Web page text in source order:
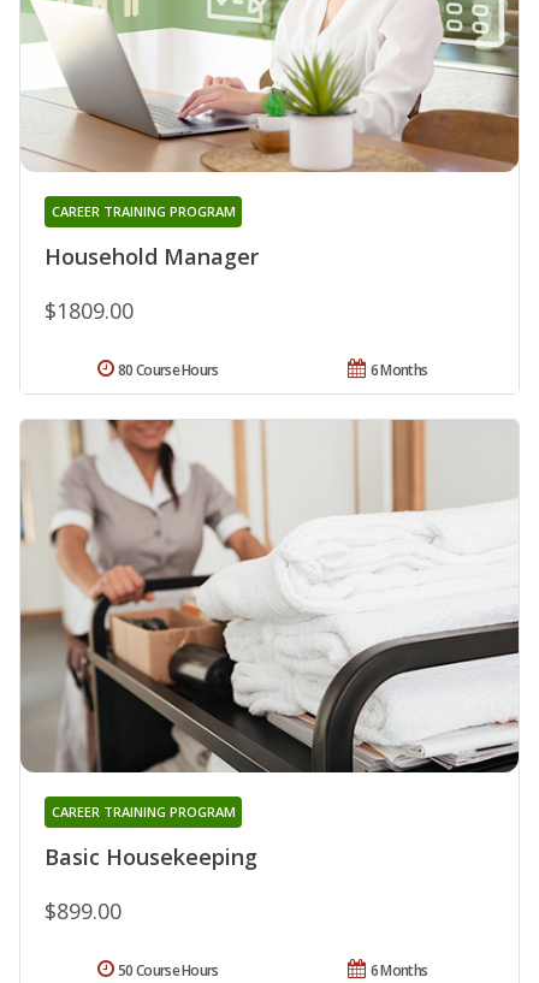
Household Manager
CAREER TRAINING PROGRAM
$1809.00
6 Months
80 Course Hours
Basic Housekeeping
CAREER TRAINING PROGRAM
$899.00
6 Months
50 Course Hours